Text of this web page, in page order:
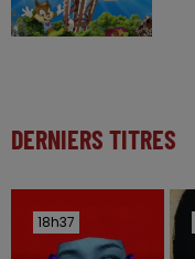
DERNIERS TITRES
18h37
18h37